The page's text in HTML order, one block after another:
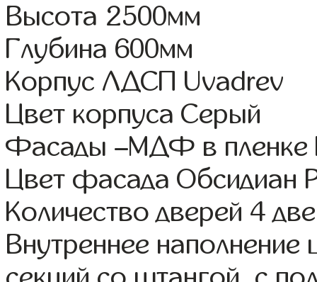
Высота 2500мм
Глубина 600мм
Корпус ЛДСП Uvadrev
Цвет корпуса Серый
Фасады –МДФ в пленке
Цвет фасада Обсидиан
Количество дверей 4
Внутреннее